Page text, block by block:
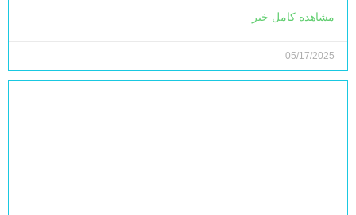
مشاهده کامل خبر
05/17/2025